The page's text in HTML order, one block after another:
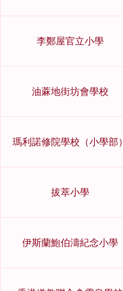
李鄭屋官立小學
油蔴地街坊會學校
瑪利諾修院學校（小學部）
拔萃小學
伊斯蘭鮑伯濤紀念小學